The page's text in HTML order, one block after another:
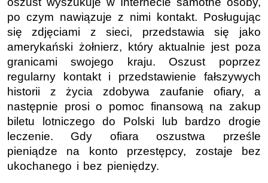
po czym nawiązuje z nimi kontakt. Posługując
się zdjęciami z sieci, przedstawia się jako
amerykański żołnierz, który aktualnie jest poza
granicami swojego kraju. Oszust poprzez
regularny kontakt i przedstawienie fałszywych
historii z życia zdobywa zaufanie ofiary, a
następnie prosi o pomoc finansową na zakup
biletu lotniczego do Polski lub bardzo drogie
leczenie. Gdy ofiara oszustwa prześle
pieniądze na konto przestępcy, zostaje bez
ukochanego i bez pieniędzy.